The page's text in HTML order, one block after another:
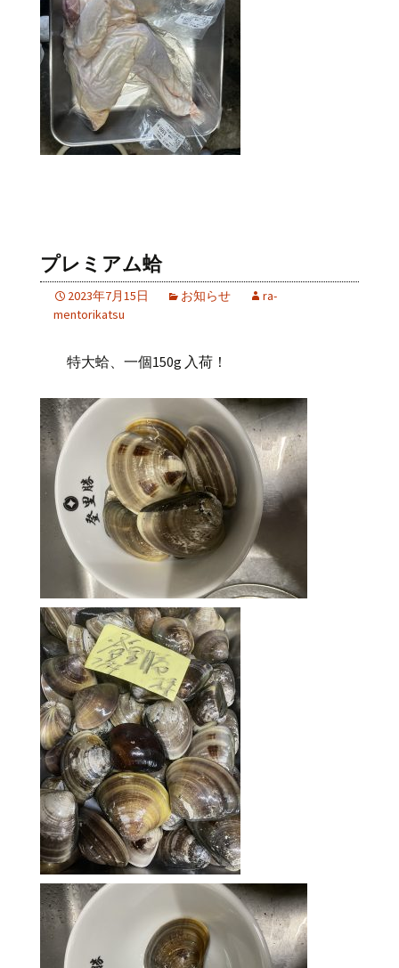
プレミアム蛤
2023年7月15日 お知らせ
ra-
mentorikatsu
特大蛤、一個150g 入荷！